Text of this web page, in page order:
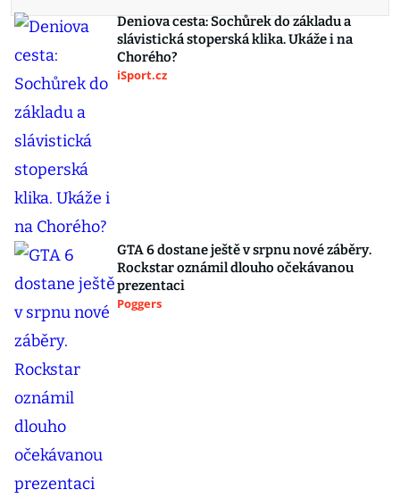
Deniova cesta: Sochůrek do základu a
slávistická stoperská klika. Ukáže i na
Chorého?
iSport.cz
GTA 6 dostane ještě v srpnu nové záběry.
Rockstar oznámil dlouho očekávanou
prezentaci
Poggers